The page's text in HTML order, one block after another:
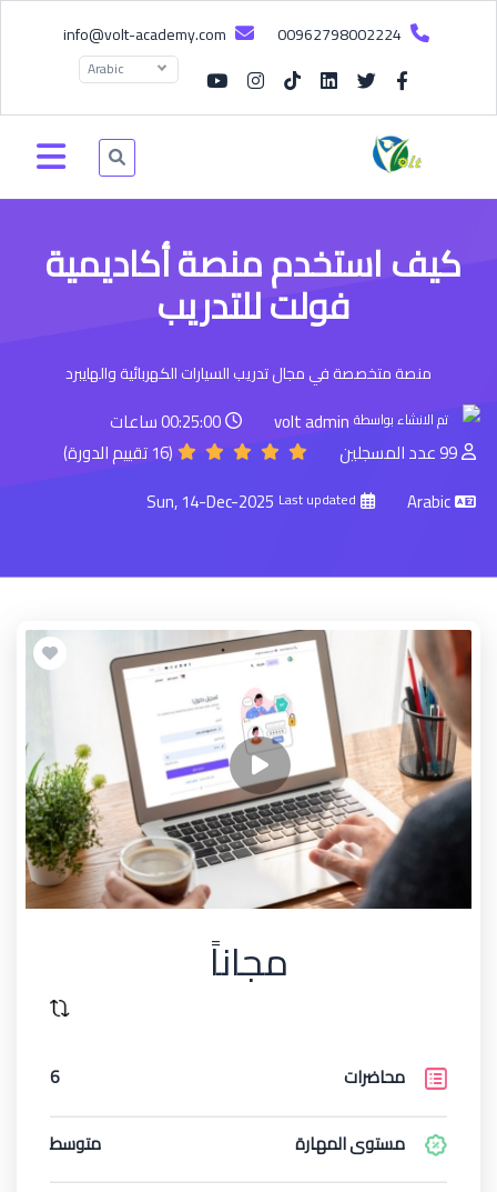
00962798002224
Arabic
كيف استخدم منصة أكاديمية
فولت للتدريب
منصة متخصصة في مجال تدريب السيارات الكهربائية والهايبرد
تم الانشاء بواسطة volt admin
00:25:00 ساعات
99 عدد المسجلين
(16 تقييم الدورة)
Arabic
Last updated
Sun, 14-Dec-2025
مجاناً
محاضرات 6
مستوى المهارة متوسط